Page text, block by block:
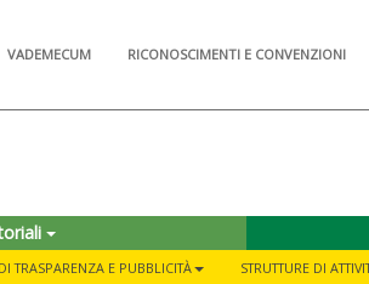
VADEMECUM RICONOSCIMENTI E CONVENZIONI
TRASPARENZA E PUBBLICITÀ
STRUTTURE DI